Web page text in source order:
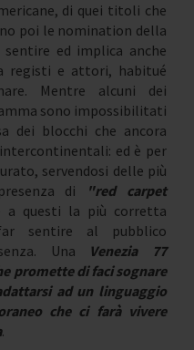
di quei titoli che
poi le nomination della
ed implica anche
registi e attori, habitué
Mentre alcuni dei
sono impossibilitati
dei blocchi che ancora
ed è per
servendosi delle più
di
"red carpet
questi la più corretta
sentire al pubblico
Una Venezia 77
promette di faci sognare
ad un linguaggio
che ci farà vivere
.